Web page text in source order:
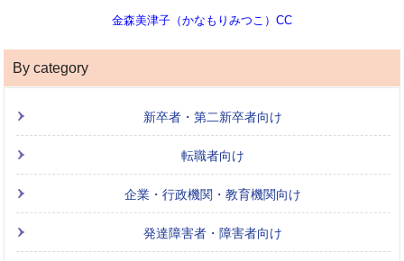
金森美津子（かなもりみつこ）CC
By category
新卒者・第二新卒者向け
転職者向け
企業・行政機関・教育機関向け
発達障害者・障害者向け